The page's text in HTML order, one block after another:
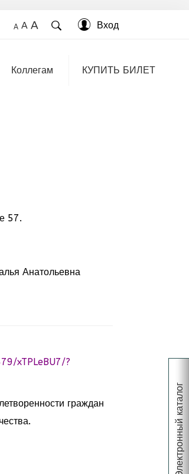
Электронный каталог
Вход
A A A
Коллегам КУПИТЬ БИЛЕТ
57.
Анатольевна
xTPLeBU7/?
граждан